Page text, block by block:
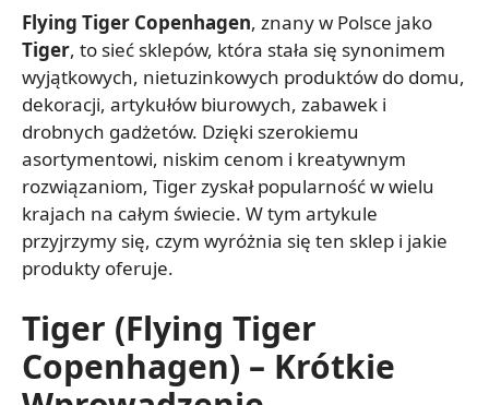
Flying Tiger Copenhagen, znany w Polsce jako
Tiger, to sieć sklepów, która stała się synonimem
wyjątkowych, nietuzinkowych produktów do domu,
dekoracji, artykułów biurowych, zabawek i
drobnych gadżetów. Dzięki szerokiemu
asortymentowi, niskim cenom i kreatywnym
rozwiązaniom, Tiger zyskał popularność w wielu
krajach na całym świecie. W tym artykule
przyjrzymy się, czym wyróżnia się ten sklep i jakie
produkty oferuje.
Tiger (Flying Tiger
Copenhagen) – Krótkie